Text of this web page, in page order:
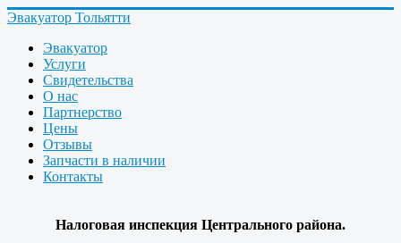
Эвакуатор Тольятти
Эвакуатор
Услуги
Свидетельства
О нас
Партнерство
Цены
Отзывы
Запчасти в наличии
Контакты
Налоговая инспекция Центрального района.